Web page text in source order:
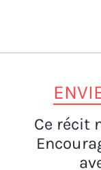
Ce récit